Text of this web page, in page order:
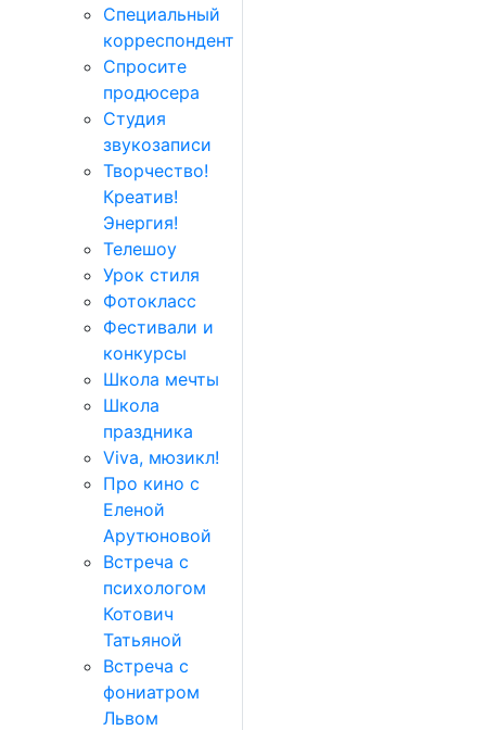
Специальный
корреспондент
Спросите
продюсера
Студия
звукозаписи
Творчество!
Креатив!
Энергия!
Телешоу
Урок стиля
Фотокласс
Фестивали и
конкурсы
Школа мечты
Школа
праздника
Viva, мюзикл!
Про кино с
Еленой
Арутюновой
Встреча с
психологом
Котович
Татьяной
Встреча с
фониатром
Львом